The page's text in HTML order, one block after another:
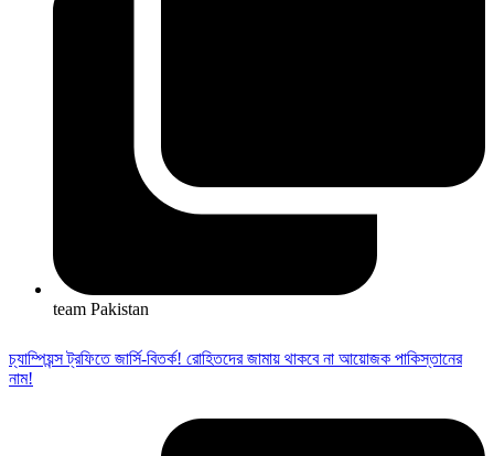
team Pakistan
চ্যাম্পিয়ন্স ট্রফিতে জার্সি-বিতর্ক! রোহিতদের জামায় থাকবে না আয়োজক পাকিস্তানের
নাম!